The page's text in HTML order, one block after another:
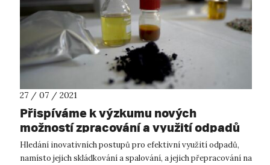
27 / 07 / 2021
Přispíváme k výzkumu nových
možností zpracování a využití odpadů
Hledání inovativních postupů pro efektivní využití odpadů,
namísto jejich skládkování a spalování, a jejich přepracování na